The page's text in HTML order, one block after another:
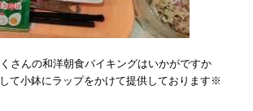
さんの和洋朝食バイキングはいかがですか
て小鉢にラップをかけて提供しております※